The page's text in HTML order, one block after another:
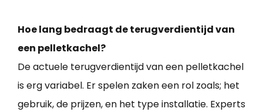
Hoe lang bedraagt de terugverdientijd van
een pelletkachel?
De actuele terugverdientijd van een pelletkachel
is erg variabel. Er spelen zaken een rol zoals; het
gebruik, de prijzen, en het type installatie. Experts